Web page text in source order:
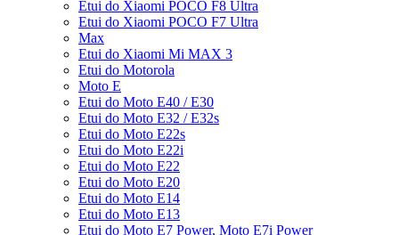
Etui do Xiaomi POCO F8 Ultra
Etui do Xiaomi POCO F7 Ultra
Max
Etui do Xiaomi Mi MAX 3
Etui do Motorola
Moto E
Etui do Moto E40 / E30
Etui do Moto E32 / E32s
Etui do Moto E22s
Etui do Moto E22i
Etui do Moto E22
Etui do Moto E20
Etui do Moto E14
Etui do Moto E13
Etui do Moto E7 Power, Moto E7i Power